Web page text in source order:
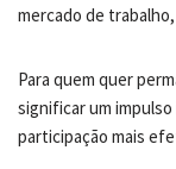
mercado de
Para quem quer
significar um
participação mais